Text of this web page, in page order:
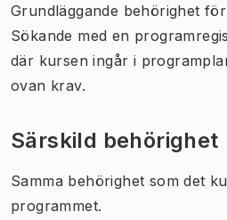
Grundläggande behörighet
Sökande med en
där kursen ingår i
ovan krav.
Särskild behörighet
Samma behörighet som det
programmet.